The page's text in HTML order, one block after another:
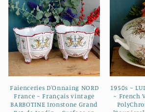
Faienceries D'Onnaing NORD
France ~ Français vintage
BARBOTINE Ironstone Grand
1950s ~
~ French